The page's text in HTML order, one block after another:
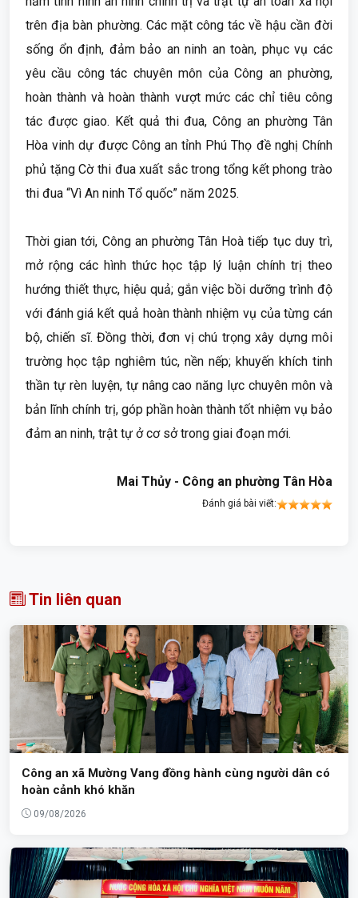
trên địa bàn phường. Các mặt công tác về hậu cần đời
sống ổn định, đảm bảo an ninh an toàn, phục vụ các
yêu cầu công tác chuyên môn của Công an phường,
hoàn thành và hoàn thành vượt mức các chỉ tiêu công
tác được giao. Kết quả thi đua, Công an phường Tân
Hòa vinh dự được Công an tỉnh Phú Thọ đề nghị Chính
phủ tặng Cờ thi đua xuất sắc trong tổng kết phong trào
thi đua “Vì An ninh Tổ quốc” năm 2025.
Thời gian tới, Công an phường Tân Hoà tiếp tục duy trì,
mở rộng các hình thức học tập lý luận chính trị theo
hướng thiết thực, hiệu quả; gắn việc bồi dưỡng trình độ
với đánh giá kết quả hoàn thành nhiệm vụ của từng cán
bộ, chiến sĩ. Đồng thời, đơn vị chú trọng xây dựng môi
trường học tập nghiêm túc, nền nếp; khuyến khích tinh
thần tự rèn luyện, tự nâng cao năng lực chuyên môn và
bản lĩnh chính trị, góp phần hoàn thành tốt nhiệm vụ bảo
đảm an ninh, trật tự ở cơ sở trong giai đoạn mới.
Mai Thủy - Công an phường Tân Hòa
Đánh giá bài viết:
Tin liên quan
Công an xã Mường Vang đồng hành cùng người dân có
hoàn cảnh khó khăn
09/08/2026